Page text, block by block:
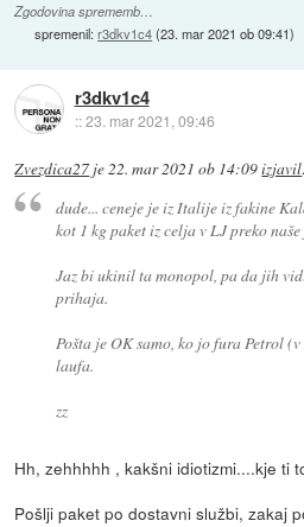
Zgodovina sprememb…
spremenil:r3dkv1c4(23. mar 2021 ob 09:41)
r3dkv1c4
::23. mar 2021, 09:46
Zvezdica27 je 22. mar 2021 ob 14:09izjavil
dude... ceneje je iz Italije iz fakine
kot 1 kg paket iz celja v LJ preko naše
Jaz bi ukinil ta monopol, pa da jih
prihaja.
Pošta je OK samo, ko jo fura Petrol
laufa.
zz
Hh, zehhhhh , kakšni idiotizmi....kje ti
Pošlji paket po dostavni službi, zakaj